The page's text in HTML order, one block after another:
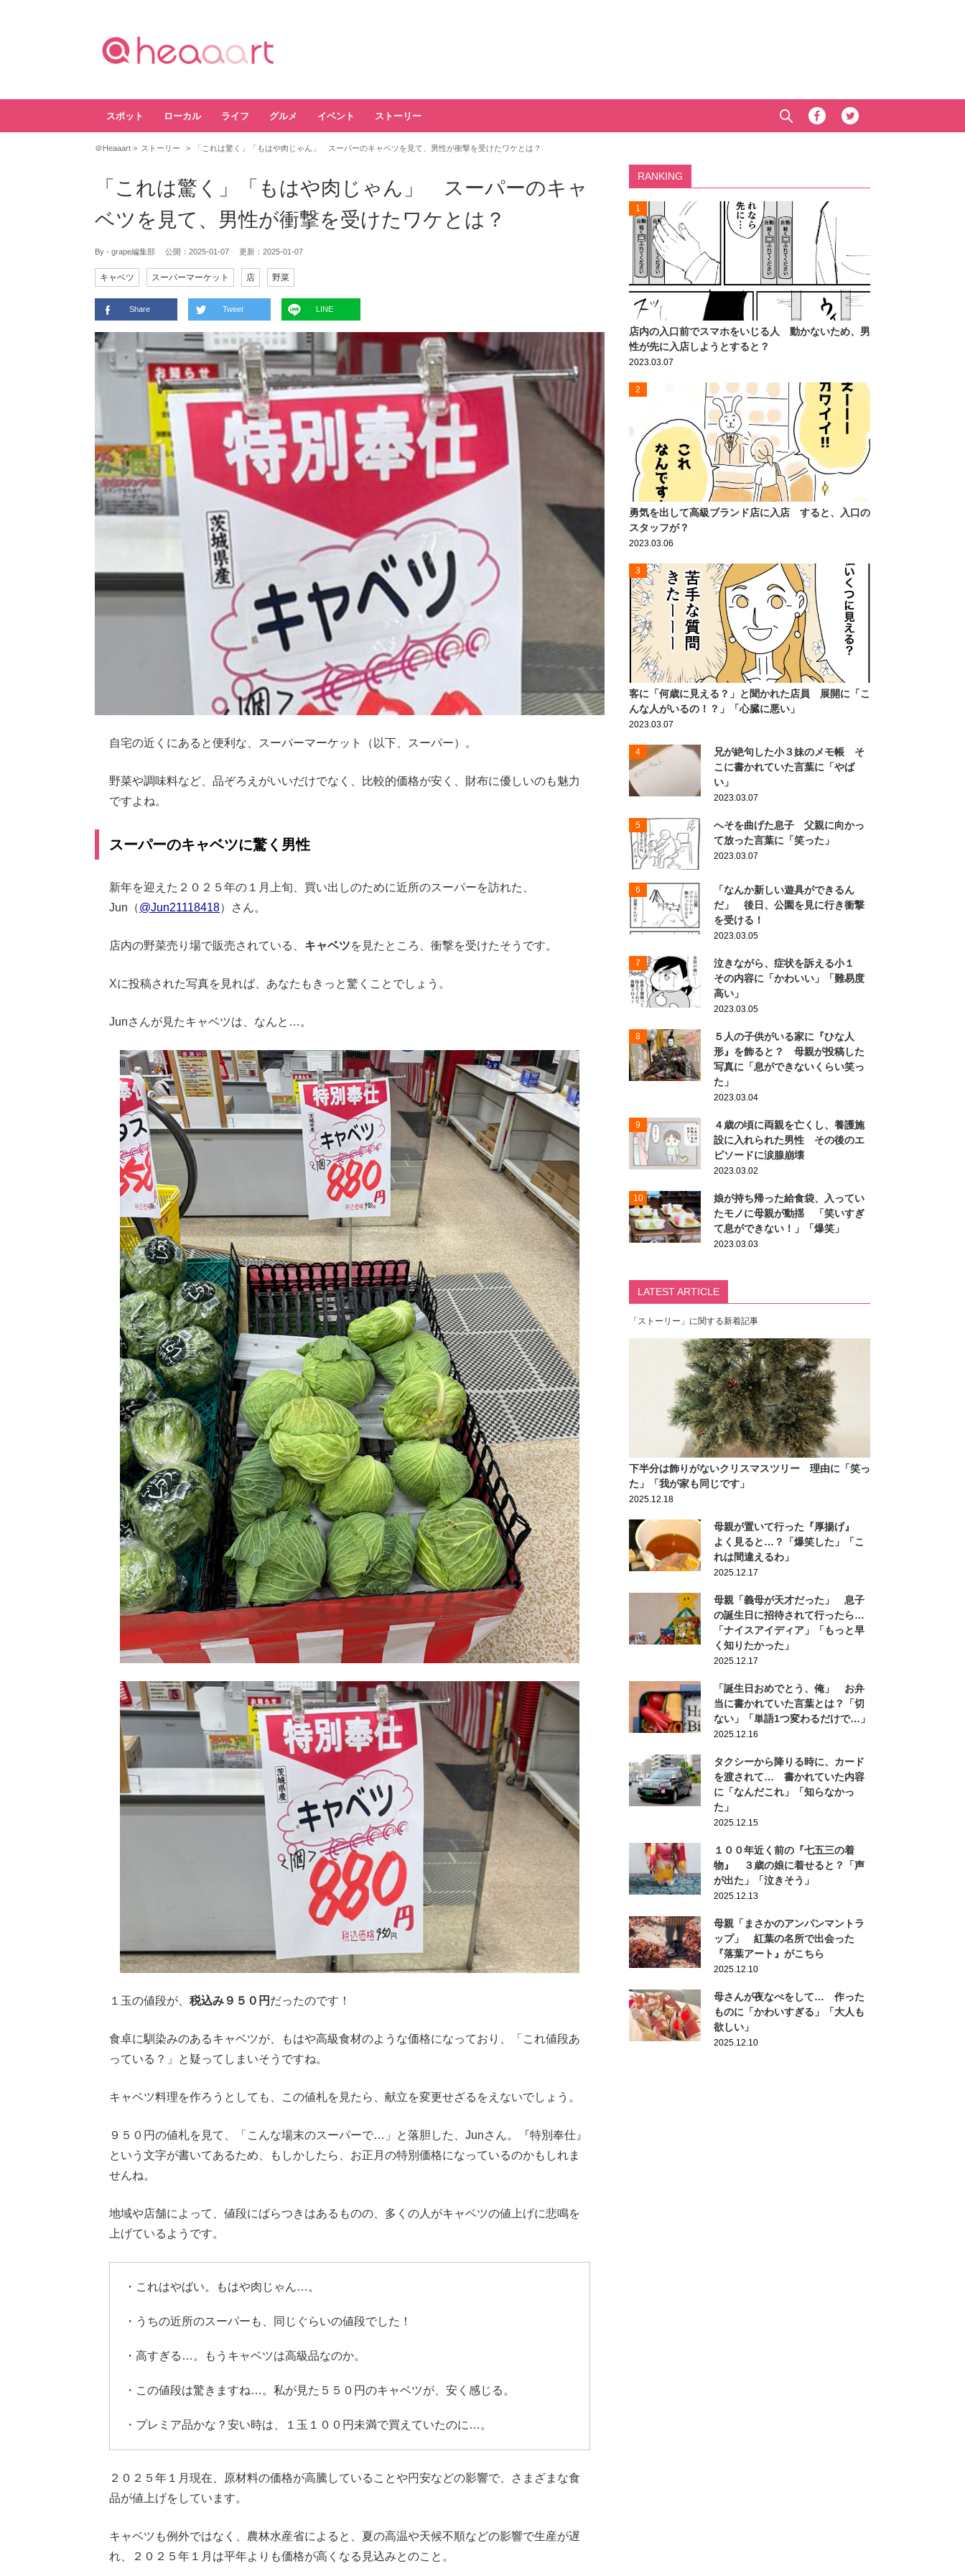
スポット ローカル ライフ グルメ イベント ストーリー
＠Heaaart ストーリー 「これは驚く」「もはや肉じゃん」 スーパーのキャベツを見て、男性が衝撃を受けたワケとは？
「これは驚く」「もはや肉じゃん」 スーパーのキャ
ベツを見て、男性が衝撃を受けたワケとは？
By - grape編集部 公開： 2025-01-07 更新： 2025-01-07
キャベツ スーパーマーケット 店 野菜
Share Tweet LINE
自宅の近くにあると便利な、スーパーマーケット（以下、スーパー）。
野菜や調味料など、品ぞろえがいいだけでなく、比較的価格が安く、財布に優しいのも魅力
ですよね。
スーパーのキャベツに驚く男性
新年を迎えた２０２５年の１月上旬、買い出しのために近所のスーパーを訪れた、
Jun（@Jun21118418）さん。
店内の野菜売り場で販売されている、 キャベツを見たところ、衝撃を受けたそうです。
Xに投稿された写真を見れば、あなたもきっと驚くことでしょう。
Junさんが見たキャベツは、なんと…。
１玉の値段が、 税込み９５０円 だったのです！
食卓に馴染みのあるキャベツが、もはや高級食材のような価格になっており、「これ値段あ
っている？」と疑ってしまいそうですね。
キャベツ料理を作ろうとしても、この値札を見たら、献立を変更せざるをえないでしょう。
９５０円の値札を見て、「こんな場末のスーパーで…」と落胆した、Junさん。『特別奉仕』
という文字が書いてあるため、もしかしたら、お正月の特別価格になっているのかもしれま
せんね。
地域や店舗によって、値段にばらつきはあるものの、多くの人がキャベツの値上げに悲鳴を
上げているようです。
・これはやばい。もはや肉じゃん…。
・うちの近所のスーパーも、同じぐらいの値段でした！
・高すぎる…。もうキャベツは高級品なのか。
・この値段は驚きますね…。私が見た５５０円のキャベツが、安く感じる。
・プレミア品かな？安い時は、１玉１００円未満で買えていたのに…。
２０２５年１月現在、原材料の価格が高騰していることや円安などの影響で、さまざまな食
品が値上げをしています。
キャベツも例外ではなく、農林水産省によると、夏の高温や天候不順などの影響で生産が遅
れ、２０２５年１月は平年よりも価格が高くなる見込みとのこと。
RANKING
1
店内の入口前でスマホをいじる人 動かないため、男
性が先に入店しようとすると？
2023.03.07
2
勇気を出して高級ブランド店に入店 すると、入口の
スタッフが？
2023.03.06
3
客に「何歳に見える？」と聞かれた店員 展開に「こ
んな人がいるの！？」「心臓に悪い」
2023.03.07
4
兄が絶句した小３妹のメモ帳 そ
こに書かれていた言葉に「やば
い」
2023.03.07
5
へそを曲げた息子 父親に向かっ
て放った言葉に「笑った」
2023.03.07
6
「なんか新しい遊具ができるん
だ」 後日、公園を見に行き衝撃
を受ける！
2023.03.05
7
泣きながら、症状を訴える小１
その内容に「かわいい」「難易度
高い」
2023.03.05
8
５人の子供がいる家に『ひな人
形』を飾ると？ 母親が投稿した
写真に「息ができないくらい笑っ
た」
2023.03.04
9
４歳の頃に両親を亡くし、養護施
設に入れられた男性 その後のエ
ピソードに涙腺崩壊
2023.03.02
10
娘が持ち帰った給食袋、入ってい
たモノに母親が動揺 「笑いすぎ
て息ができない！」「爆笑」
2023.03.03
LATEST ARTICLE
「ストーリー」に関する新着記事
下半分は飾りがないクリスマスツリー 理由に「笑っ
た」「我が家も同じです」
2025.12.18
母親が置いて行った『厚揚げ』
よく見ると…？「爆笑した」「こ
れは間違えるわ」
2025.12.17
母親「義母が天才だった」 息子
の誕生日に招待されて行ったら…
「ナイスアイディア」「もっと早
く知りたかった」
2025.12.17
「誕生日おめでとう、俺」 お弁
当に書かれていた言葉とは？「切
ない」「単語1つ変わるだけで…」
2025.12.16
タクシーから降りる時に、カード
を渡されて… 書かれていた内容
に「なんだこれ」「知らなかっ
た」
2025.12.15
１００年近く前の『七五三の着
物』 ３歳の娘に着せると？「声
が出た」「泣きそう」
2025.12.13
母親「まさかのアンパンマントラ
ップ」 紅葉の名所で出会った
『落葉アート』がこちら
2025.12.10
母さんが夜なべをして… 作った
ものに「かわいすぎる」「大人も
欲しい」
2025.12.10